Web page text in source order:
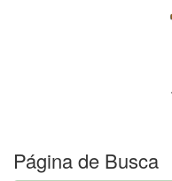
Página de Busca